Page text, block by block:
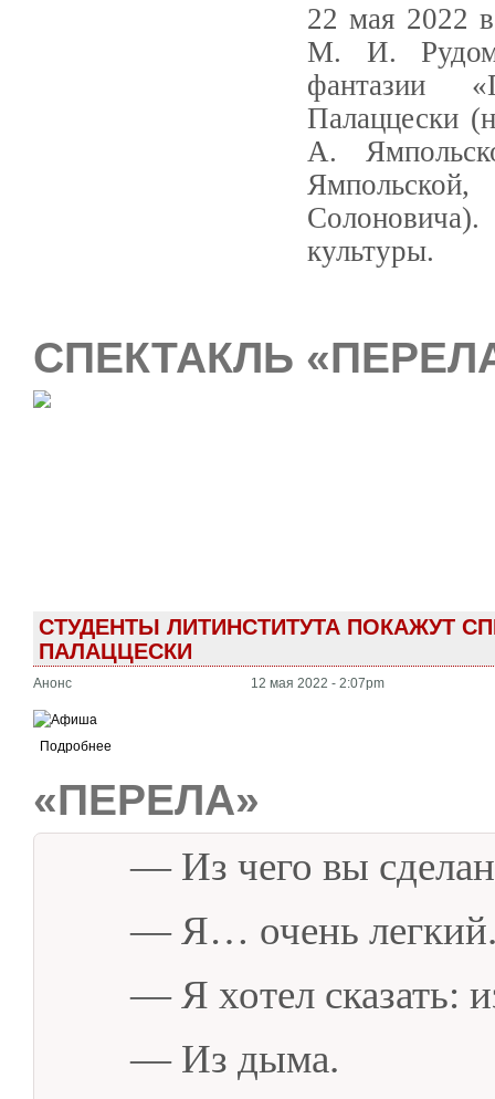
22 мая 2022
М. И.
фантазии
Палаццески
А.
культуры.
СПЕКТАКЛЬ
СТУДЕНТЫ ЛИТИНСТИТУТА ПОКАЖУТ
ПАЛАЦЦЕСКИ
Анонс 12 мая 2022 - 2:07pm
Подробнее
«ПЕРЕЛА»
— Из чего вы
— Я… очень
— Я хотел сказать:
— Из дыма.